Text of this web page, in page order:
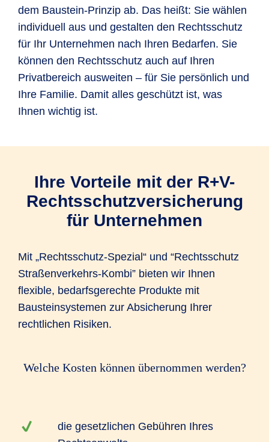
dem Baustein-Prinzip ab. Das heißt: Sie wählen
individuell aus und gestalten den Rechtsschutz
für Ihr Unternehmen nach Ihren Bedarfen. Sie
können den Rechtsschutz auch auf Ihren
Privatbereich ausweiten – für Sie persönlich und
Ihre Familie. Damit alles geschützt ist, was
Ihnen wichtig ist.
Ihre Vorteile mit der R+V-
Rechtsschutzversicherung
für Unternehmen
Mit „Rechtsschutz-Spezial“ und “Rechtsschutz
Straßenverkehrs-Kombi” bieten wir Ihnen
flexible, bedarfsgerechte Produkte mit
Bausteinsystemen zur Absicherung Ihrer
rechtlichen Risiken.
Welche Kosten können übernommen werden?
die gesetzlichen Gebühren Ihres